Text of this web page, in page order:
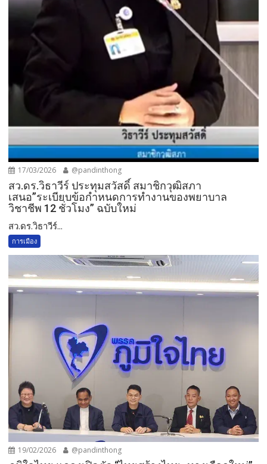
17/03/2026 @pandinthong
สว.ดร.วิธา​วีร์​ ประทุ​ม​สวัสดิ์​ สมาชิกวุฒิสภา
เสนอ”ระเบียบข้อกำหนดการทำงานของพยาบาล
วิชาชีพ​ 12 ชั่วโมง​” ฉบับใหม่
สว.ดร.วิธา​วีร์​...
การเมือง
19/02/2026 @pandinthong